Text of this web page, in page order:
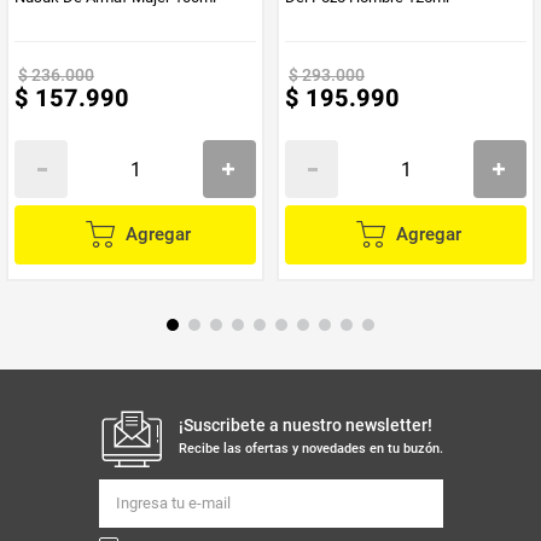
$236.000
$ 157.990
Agregar
$293.000
$ 195.990
Agregar
¡Suscribete a nuestro newsletter!
Recibe las ofertas y novedades en tu buzón.